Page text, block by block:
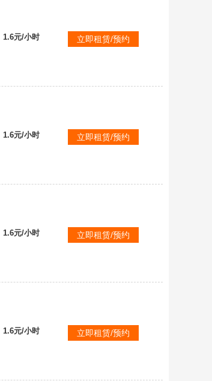
1.6元/小时 立即租赁/预约
1.6元/小时 立即租赁/预约
1.6元/小时 立即租赁/预约
1.6元/小时 立即租赁/预约